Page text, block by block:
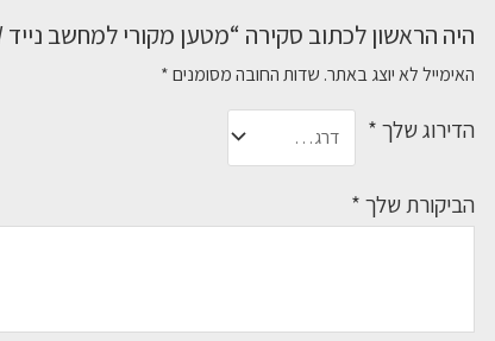
היה הראשון לכתוב סקירה “מטען מקורי למחשב נייד HP 90W”
האימייל לא יוצג באתר. שדות החובה מסומנים*
הדירוג שלך*
הביקורת שלך*